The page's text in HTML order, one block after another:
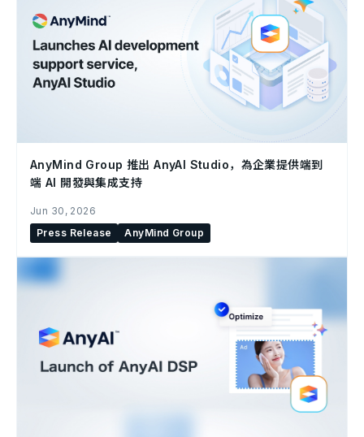
AnyMind Group 推出 AnyAI Studio，為企業提供端到
端 AI 開發與集成支持
Jun 30, 2026
Press Release
AnyMind Group